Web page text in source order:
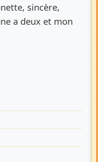
sincère,
a deux et mon